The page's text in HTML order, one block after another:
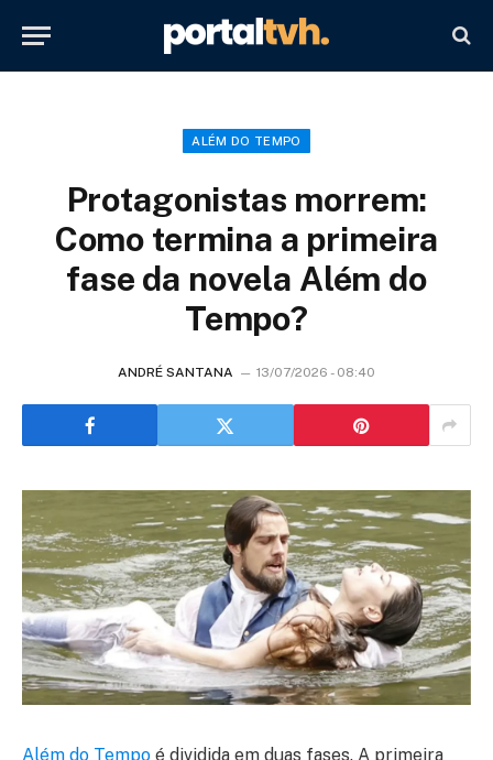
ALÉM DO TEMPO
Protagonistas morrem:
Como termina a primeira
fase da novela Além do
Tempo?
ANDRÉ SANTANA 13/07/2026 - 08:40
Além do Tempo é dividida em duas fases. A primeira